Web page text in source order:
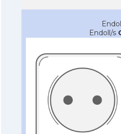
Endoll/s